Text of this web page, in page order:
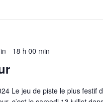
- 18 h 00 min
Le jeu de piste le plus festif